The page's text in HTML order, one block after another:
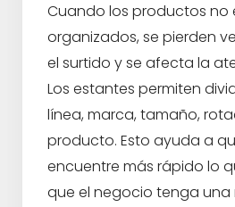
Cuando los productos no
organizados, se pierden
el surtido y se afecta la
Los estantes permiten
línea, marca, tamaño,
producto. Esto ayuda a
encuentre más rápido lo
que el negocio tenga una